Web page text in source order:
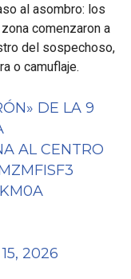
al asombro: los
comenzaron a
del sospechoso,
o camuflaje.
DE LA 9
AL CENTRO
2026